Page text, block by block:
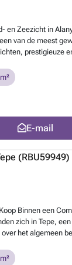
en Zeezicht in
van de meest
prestigieuze
te koop in
het ziekenhuis,
biedt ook 24/7
generator, een
appartementen
geluidsisolatie,
inclusief
binnendeuren.
m²
E-mail
Binnen een
zich in Tepe,
het algemeen
een comfortabele
m²